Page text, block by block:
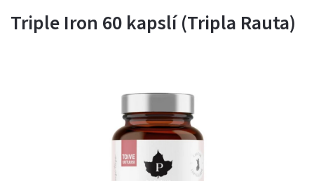
Triple Iron 60 kapslí (Tripla Rauta)